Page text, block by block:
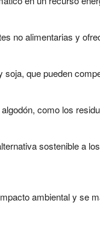
no alimentarias y
que pueden
como los
sostenible a
ambiental y se